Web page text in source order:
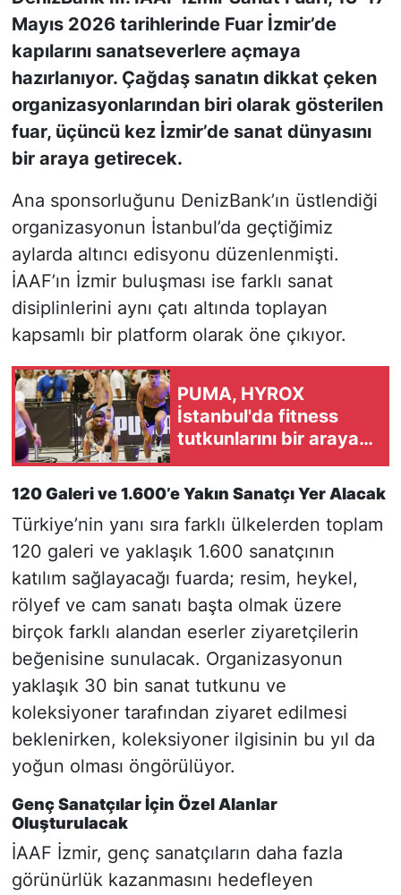
Mayıs 2026 tarihlerinde Fuar İzmir’de
kapılarını sanatseverlere açmaya
hazırlanıyor. Çağdaş sanatın dikkat çeken
organizasyonlarından biri olarak gösterilen
fuar, üçüncü kez İzmir’de sanat dünyasını
bir araya getirecek.
Ana sponsorluğunu DenizBank’ın üstlendiği
organizasyonun İstanbul’da geçtiğimiz
aylarda altıncı edisyonu düzenlenmişti.
İAAF’ın İzmir buluşması ise farklı sanat
disiplinlerini aynı çatı altında toplayan
kapsamlı bir platform olarak öne çıkıyor.
PUMA, HYROX
İstanbul'da fitness
tutkunlarını bir araya
120 Galeri ve 1.600’e Yakın Sanatçı Yer Alacak
Türkiye’nin yanı sıra farklı ülkelerden toplam
120 galeri ve yaklaşık 1.600 sanatçının
katılım sağlayacağı fuarda; resim, heykel,
rölyef ve cam sanatı başta olmak üzere
birçok farklı alandan eserler ziyaretçilerin
beğenisine sunulacak. Organizasyonun
yaklaşık 30 bin sanat tutkunu ve
koleksiyoner tarafından ziyaret edilmesi
beklenirken, koleksiyoner ilgisinin bu yıl da
yoğun olması öngörülüyor.
Genç Sanatçılar İçin Özel Alanlar
Oluşturulacak
İAAF İzmir, genç sanatçıların daha fazla
görünürlük kazanmasını hedefleyen
KONGRE HABERLERİ
KONGRE TAKVİMİ
RÖPORTAJLAR